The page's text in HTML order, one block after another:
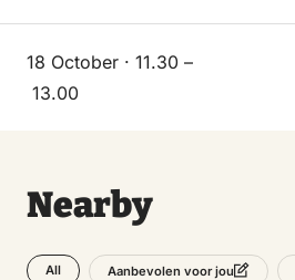
18 October · 11.30 –
13.00
Nearby
All Aanbevolen voor jou